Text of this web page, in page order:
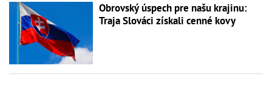
Obrovský úspech pre našu krajinu:
Traja Slováci získali cenné kovy